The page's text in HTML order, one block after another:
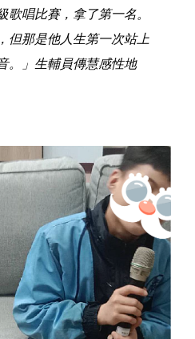
歌唱比賽，拿了第一名。
但那是他人生第一次站上
。」生輔員傳慧感性地